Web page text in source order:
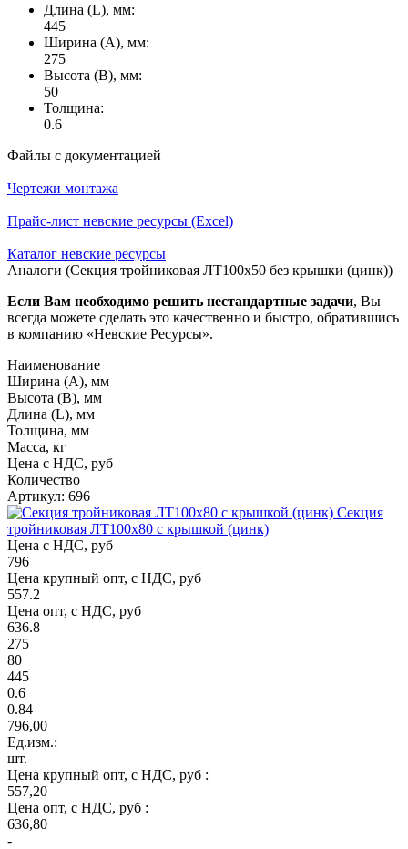
Длина (L), мм:
445
Ширина (А), мм:
275
Высота (В), мм:
50
Толщина:
0.6
Файлы с документацией
Чертежи монтажа
Прайс-лист невские ресурсы (Excel)
Каталог невские ресурсы
Аналоги (Секция тройниковая ЛТ100х50 без крышки (цинк))
Если Вам необходимо решить нестандартные задачи, Вы
всегда можете сделать это качественно и быстро, обратившись
в компанию «Невские Ресурсы».
Наименование
Ширина (А), мм
Высота (В), мм
Длина (L), мм
Толщина, мм
Масса, кг
Цена с НДС, руб
Количество
Артикул: 696
Секция
тройниковая ЛТ100х80 с крышкой (цинк)
Цена с НДС, руб
796
Цена крупный опт, с НДС, руб
557.2
Цена опт, с НДС, руб
636.8
275
80
445
0.6
0.84
796,00
Ед.изм.:
шт.
Цена крупный опт, с НДС, руб :
557,20
Цена опт, с НДС, руб :
636,80
-